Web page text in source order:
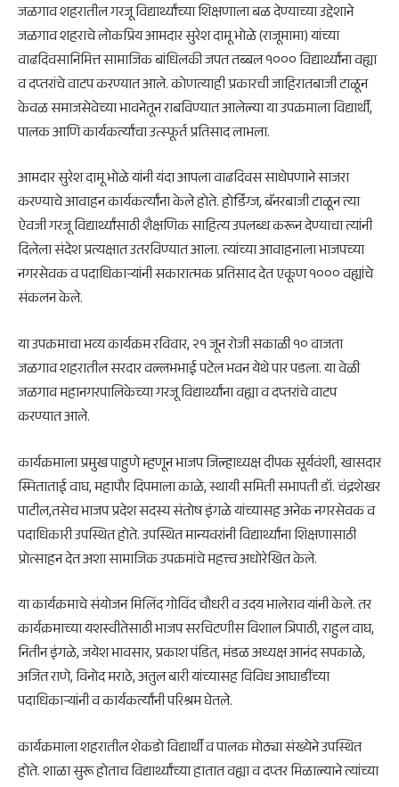
जळगाव शहरातील गरजू विद्यार्थ्यांच्या शिक्षणाला बळ देण्याच्या उद्देशाने
जळगाव शहराचे लोकप्रिय आमदार सुरेश दामू भोळे (राजूमामा) यांच्या
वाढदिवसानिमित्त सामाजिक बांधिलकी जपत तब्बल १००० विद्यार्थ्यांना वह्या
व दप्तरांचे वाटप करण्यात आले. कोणत्याही प्रकारची जाहिरातबाजी टाळून
केवळ समाजसेवेच्या भावनेतून राबविण्यात आलेल्या या उपक्रमाला विद्यार्थी,
पालक आणि कार्यकर्त्यांचा उत्स्फूर्त प्रतिसाद लाभला.
आमदार सुरेश दामू भोळे यांनी यंदा आपला वाढदिवस साधेपणाने साजरा
करण्याचे आवाहन कार्यकर्त्यांना केले होते. होर्डिंग्ज, बॅनरबाजी टाळून त्या
ऐवजी गरजू विद्यार्थ्यांसाठी शैक्षणिक साहित्य उपलब्ध करून देण्याचा त्यांनी
दिलेला संदेश प्रत्यक्षात उतरविण्यात आला. त्यांच्या आवाहनाला भाजपच्या
नगरसेवक व पदाधिकाऱ्यांनी सकारात्मक प्रतिसाद देत एकूण १००० वह्यांचे
संकलन केले.
या उपक्रमाचा भव्य कार्यक्रम रविवार, २१ जून रोजी सकाळी १० वाजता
जळगाव शहरातील सरदार वल्लभभाई पटेल भवन येथे पार पडला. या वेळी
जळगाव महानगरपालिकेच्या गरजू विद्यार्थ्यांना वह्या व दप्तरांचे वाटप
करण्यात आले.
कार्यक्रमाला प्रमुख पाहुणे म्हणून भाजप जिल्हाध्यक्ष दीपक सूर्यवंशी, खासदार
स्मिताताई वाघ, महापौर दिपमाला काळे, स्थायी समिती सभापती डॉ. चंद्रशेखर
पाटील,तसेच भाजप प्रदेश सदस्य संतोष इंगळे यांच्यासह अनेक नगरसेवक व
पदाधिकारी उपस्थित होते. उपस्थित मान्यवरांनी विद्यार्थ्यांना शिक्षणासाठी
प्रोत्साहन देत अशा सामाजिक उपक्रमांचे महत्त्व अधोरेखित केले.
या कार्यक्रमाचे संयोजन मिलिंद गोविंद चौधरी व उदय भालेराव यांनी केले. तर
कार्यक्रमाच्या यशस्वीतेसाठी भाजप सरचिटणीस विशाल त्रिपाठी, राहुल वाघ,
नितीन इंगळे, जयेश भावसार, प्रकाश पंडित, मंडळ अध्यक्ष आनंद सपकाळे,
अजित राणे, विनोद मराठे, अतुल बारी यांच्यासह विविध आघाडींच्या
पदाधिकाऱ्यांनी व कार्यकर्त्यांनी परिश्रम घेतले.
कार्यक्रमाला शहरातील शेकडो विद्यार्थी व पालक मोठ्या संख्येने उपस्थित
होते. शाळा सुरू होताच विद्यार्थ्यांच्या हातात वह्या व दप्तर मिळाल्याने त्यांच्या